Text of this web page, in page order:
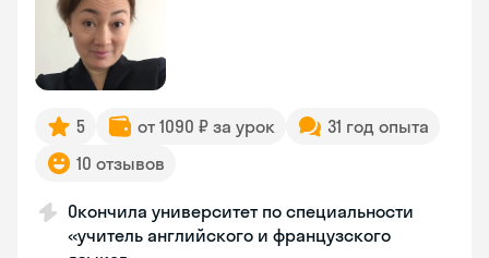
5 от 1090 ₽ за урок
31 год опыта
10 отзывов
Окончила университет по специальности
«учитель английского и французского